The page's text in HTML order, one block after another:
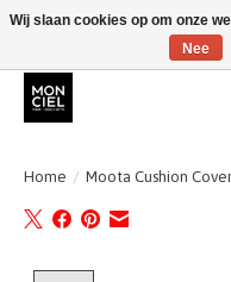
BE + NL : GRATIS VERZENDING
Home / Moota Cushion
Wij slaan cookies op om onze
Nee